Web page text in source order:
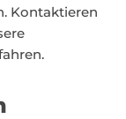
Kontaktieren